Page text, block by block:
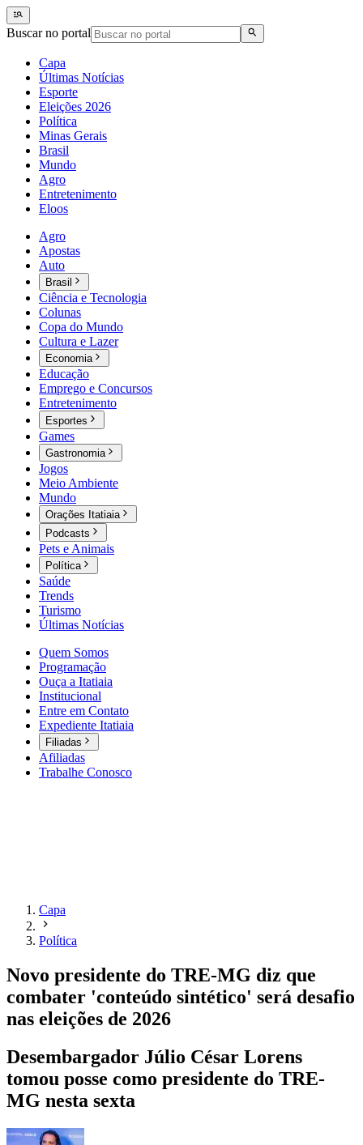
Buscar no portal
Capa
Últimas Notícias
Esporte
Eleições 2026
Política
Minas Gerais
Brasil
Mundo
Agro
Entretenimento
Eloos
Agro
Apostas
Auto
Brasil
Ciência e Tecnologia
Colunas
Copa do Mundo
Cultura e Lazer
Economia
Educação
Emprego e Concursos
Entretenimento
Esportes
Games
Gastronomia
Jogos
Meio Ambiente
Mundo
Orações Itatiaia
Podcasts
Pets e Animais
Política
Saúde
Trends
Turismo
Últimas Notícias
Quem Somos
Programação
Ouça a Itatiaia
Institucional
Entre em Contato
Expediente Itatiaia
Filiadas
Afiliadas
Trabalhe Conosco
Capa
Política
Novo presidente do TRE-MG diz que
combater 'conteúdo sintético' será desafio
nas eleições de 2026
Desembargador Júlio César Lorens
tomou posse como presidente do TRE-
MG nesta sexta